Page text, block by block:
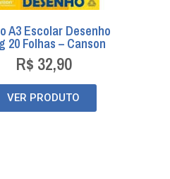
A3 Escolar Desenho
20 Folhas – Canson
R$ 32,90
VER PRODUTO